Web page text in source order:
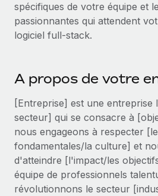
notre MCP
Intégrations
SERVICES
Demandez aux experts
Recevez des conseils d’experts
l’international et la conformité
Contrôles d’antécédents
Simplifiez vos processus de
candidats
TRAVAILLONS ENSEMBLE
Partenaires stratégiques
Explorez avec nous vos
Remote Build Bientôt
Conseil en intégrations et
l’IA
ÉTUDES DE CAS
Webinaires
Événements
Données sur les salaires et les
Centre de ressources
Obtenir de l’aide
Voir toutes les ressources
中文（简体）
spécifiques de votre équipe et
passionnantes qui attendent
logiciel full-stack.
A propos de votre
[Entreprise] est une entreprise
secteur] qui se consacre à
nous engageons à respecter
fondamentales/la culture] et
d'atteindre [l'impact/les
équipe de professionnels
révolutionnons le secteur